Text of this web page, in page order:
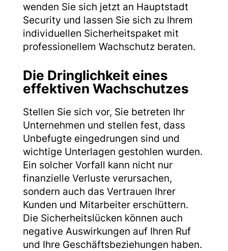
wenden Sie sich jetzt an Hauptstadt
Security und lassen Sie sich zu Ihrem
individuellen Sicherheitspaket mit
professionellem Wachschutz beraten.
Die Dringlichkeit eines
effektiven Wachschutzes
Stellen Sie sich vor, Sie betreten Ihr
Unternehmen und stellen fest, dass
Unbefugte eingedrungen sind und
wichtige Unterlagen gestohlen wurden.
Ein solcher Vorfall kann nicht nur
finanzielle Verluste verursachen,
sondern auch das Vertrauen Ihrer
Kunden und Mitarbeiter erschüttern.
Die Sicherheitslücken können auch
negative Auswirkungen auf Ihren Ruf
und Ihre Geschäftsbeziehungen haben.